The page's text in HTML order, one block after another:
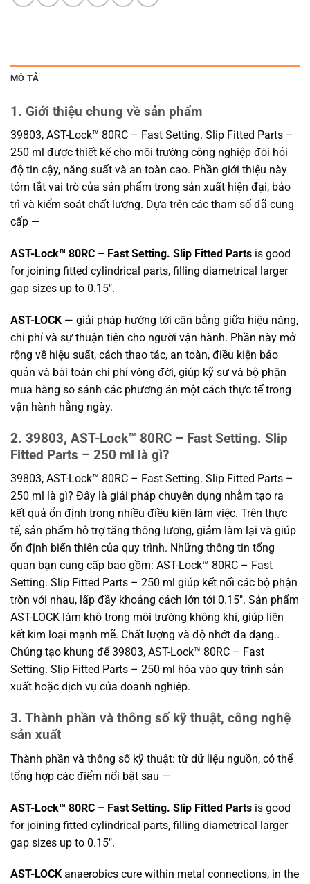
MÔ TẢ
1. Giới thiệu chung về sản phẩm
39803, AST-Lock™ 80RC – Fast Setting. Slip Fitted Parts –
250 ml được thiết kế cho môi trường công nghiệp đòi hỏi
độ tin cậy, năng suất và an toàn cao. Phần giới thiệu này
tóm tắt vai trò của sản phẩm trong sản xuất hiện đại, bảo
trì và kiểm soát chất lượng. Dựa trên các tham số đã cung
cấp —
AST-Lock™ 80RC – Fast Setting. Slip Fitted Parts is good
for joining fitted cylindrical parts, filling diametrical larger
gap sizes up to 0.15″.
AST-LOCK — giải pháp hướng tới cân bằng giữa hiệu năng,
chi phí và sự thuận tiện cho người vận hành. Phần này mở
rộng về hiệu suất, cách thao tác, an toàn, điều kiện bảo
quản và bài toán chi phí vòng đời, giúp kỹ sư và bộ phận
mua hàng so sánh các phương án một cách thực tế trong
vận hành hằng ngày.
2. 39803, AST-Lock™ 80RC – Fast Setting. Slip
Fitted Parts – 250 ml là gì?
39803, AST-Lock™ 80RC – Fast Setting. Slip Fitted Parts –
250 ml là gì? Đây là giải pháp chuyên dụng nhằm tạo ra
kết quả ổn định trong nhiều điều kiện làm việc. Trên thực
tế, sản phẩm hỗ trợ tăng thông lượng, giảm làm lại và giúp
ổn định biến thiên của quy trình. Những thông tin tổng
quan bạn cung cấp bao gồm: AST-Lock™ 80RC – Fast
Setting. Slip Fitted Parts – 250 ml giúp kết nối các bộ phận
tròn với nhau, lấp đầy khoảng cách lớn tới 0.15″. Sản phẩm
AST-LOCK làm khô trong môi trường không khí, giúp liên
kết kim loại mạnh mẽ. Chất lượng và độ nhớt đa dạng..
Chúng tạo khung để 39803, AST-Lock™ 80RC – Fast
Setting. Slip Fitted Parts – 250 ml hòa vào quy trình sản
xuất hoặc dịch vụ của doanh nghiệp.
3. Thành phần và thông số kỹ thuật, công nghệ
sản xuất
Thành phần và thông số kỹ thuật: từ dữ liệu nguồn, có thể
tổng hợp các điểm nổi bật sau —
AST-Lock™ 80RC – Fast Setting. Slip Fitted Parts is good
for joining fitted cylindrical parts, filling diametrical larger
gap sizes up to 0.15″.
AST-LOCK anaerobics cure within metal connections, in the